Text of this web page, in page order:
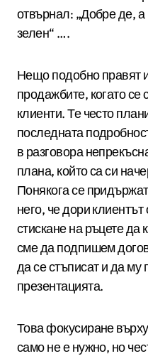
отвърнал: „Добре де,
зелен“ ….
Нещо подобно правят
продажбите, когато
клиенти. Те често
последната
в разговора
плана, който са си
Понякога се
него, че дори
стискане на ръцете да
сме да подпишем
да се стъписат и да
презентацията.
Това фокусиране
само не е нужно, но